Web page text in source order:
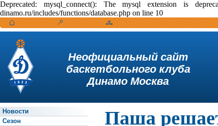
Deprecated: mysql_connect(): The mysql extension is
dinamo.ru/includes/functions/database.php on line 10
Неофициальный сайт
баскетбольного клуба
Динамо Москва
Новости
Сезон
Паша